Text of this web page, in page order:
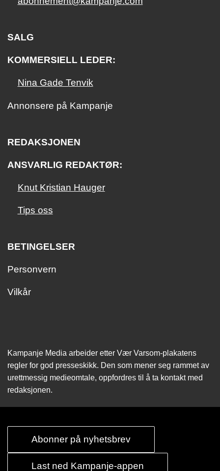
SALG
KOMMERSIELL LEDER:
Nina Gade Tenvik
Annonsere på Kampanje
REDAKSJONEN
ANSVARLIG REDAKTØR:
Knut Kristian Hauger
Tips oss
BETINGELSER
Personvern
Vilkår
Kampanje Media arbeider etter Vær Varsom-plakatens
regler for god presseskikk. Den som mener seg rammet av
urettmessig medie­omtale, oppfordres til å ta kontakt med
redaksjonen.
Abonner på nyhetsbrev
Last ned Kampanje-appen